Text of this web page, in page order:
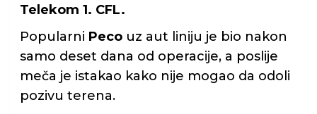
Telekom 1. CFL.
Popularni Pecouz aut liniju je bio nakon
samo deset dana od operacije, a poslije
meča je istakao kako nije mogao da odoli
pozivu terena.